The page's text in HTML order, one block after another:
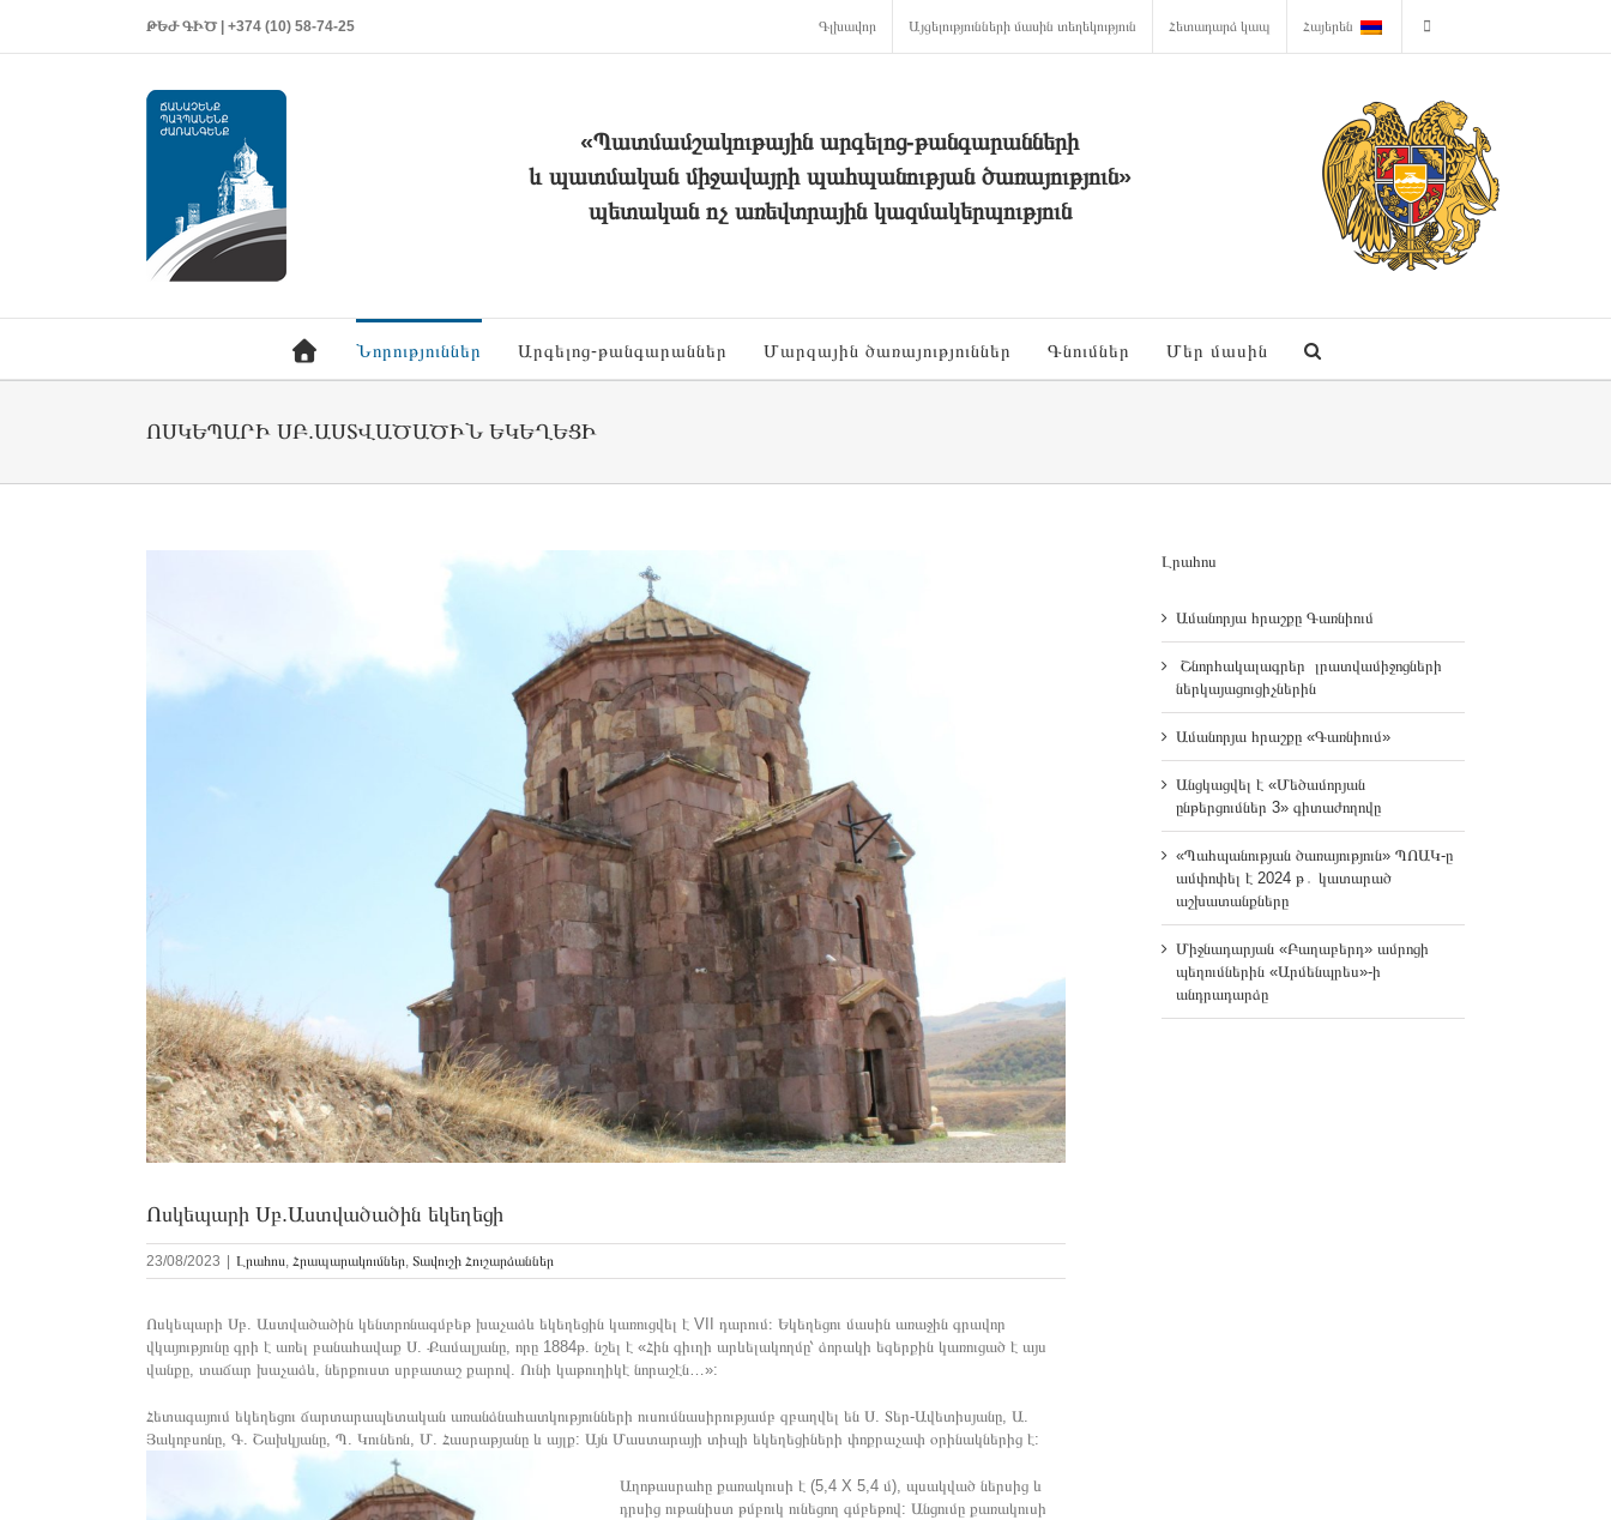
ԹԵԺ ԳԻԾ | +374 (10) 58-74-25 Գլխավոր Այցելությունների մասին տեղեկություն Հետադարձ կապ Հայերեն
«Պատմամշակութային արգելոց-թանգարանների
և պատմական միջավայրի պահպանության ծառայություն»
պետական ոչ առեվտրային կազմակերպություն
Նորություններ Արգելոց-թանգարաններ Մարզային ծառայություններ Գնումներ Մեր մասին
ՈՍԿԵՊԱՐԻ ՍԲ.ԱՍՏՎԱԾԱԾԻՆ ԵԿԵՂԵՑԻ
Ոսկեպարի Սբ.Աստվածածին եկեղեցի
23/08/2023 Լրահոս, Հրապարակումներ, Տավուշի Հուշարձաններ
Ոսկեպարի Սբ. Աստվածածին կենտրոնագմբեթ խաչաձև եկեղեցին կառուցվել է VII դարում։ Եկեղեցու մասին առաջին գրավոր
վկայությունը գրի է առել բանահավաք Ս. Քամալյանը, որը 1884թ. նշել է «Հին գիւղի արևելակողմը՝ ձորակի եզերքին կառուցած է այս
վանքը, տաճար խաչաձև, ներքուստ սրբատաշ քարով. Ունի կաթուղիկէ նորաշէն…»:
Հետագայում եկեղեցու ճարտարապետական առանձնահատկությունների ուսումնասիրությամբ զբաղվել են Ս. Տեր-Ավետիսյանը, Ա.
Յակոբսոնը, Գ. Շախկյանը, Պ. Կունեոն, Մ. Հասրաթյանը և այլք: Այն Մաստարայի տիպի եկեղեցիների փոքրաչափ օրինակներից է:
Աղոթասրահը քառակուսի է (5,4 X 5,4 մ), պսակված ներսից և
դրսից ութանիստ թմբուկ ունեցող գմբեթով: Անցումը քառակուսի
Լրահոս
Ամանորյա հրաշքը Գառնիում
Շնորհակալագրեր լրատվամիջոցների
ներկայացուցիչներին
Ամանորյա հրաշքը «Գառնիում»
Անցկացվել է «Մեծամորյան
ընթերցումներ 3» գիտաժողովը
«Պահպանության ծառայություն» ՊՈԱԿ-ը
ամփոփել է 2024 թ․ կատարած
աշխատանքները
Միջնադարյան «Բաղաբերդ» ամրոցի
պեղումներին «Արմենպրես»-ի
անդրադարձը